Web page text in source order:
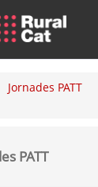
Jornades PATT
PATT